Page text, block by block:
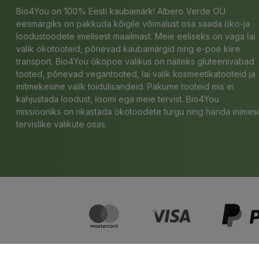
Bio4You on 100% Eesti kaubamärk! Albero Verde OÜ
eesmärgiks on pakkuda kõigile võimalust osa saada öko-ja
loodustoodete imelisest maailmast. Meie eeliseks on väga lai
valik ökotooteid, põnevad kaubamärgid ning e-poe kiire
transport. Bio4You ökopoe valikus on näiteks gluteenivabad
tooted, põnevad vegantooted, lai valik kosmeetikatooteid ja
mitmekesine valik toidulisandeid. Pakume tooteid mis ei
kahjustada loodust, loomi ega meie tervist. Bio4You
missiooniks on rikastada ökotoodete turgu ning harida inimesi
tervislike valikute osas.